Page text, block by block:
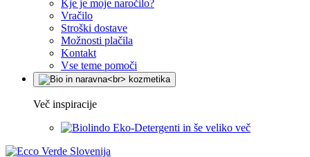
Kje je moje naročilo?
Vračilo
Stroški dostave
Možnosti plačila
Kontakt
Vse teme pomoči
Več inspiracije
Eko-Detergenti in še veliko več